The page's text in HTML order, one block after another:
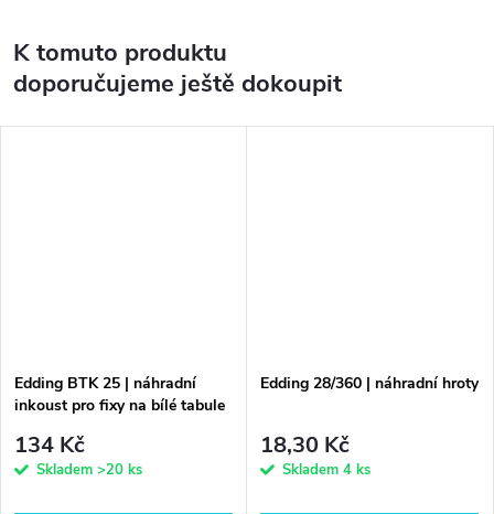
K tomuto produktu
doporučujeme ještě dokoupit
Edding BTK 25 | náhradní
inkoust pro fixy na bílé tabule
134 Kč
Skladem >20 ks
Edding 28/360 | náhradní hroty
18,30 Kč
Skladem 4 ks